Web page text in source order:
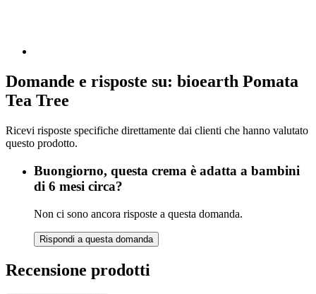
Domande e risposte su: bioearth Pomata
Tea Tree
Ricevi risposte specifiche direttamente dai clienti che hanno valutato
questo prodotto.
Buongiorno, questa crema è adatta a bambini
di 6 mesi circa?
Non ci sono ancora risposte a questa domanda.
Rispondi a questa domanda
Recensione prodotti